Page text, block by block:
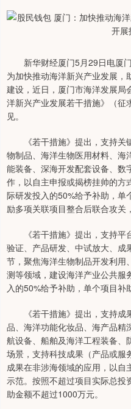
新华财经厦门5月29日电厦门
为加快推动海洋新兴产业发展
建设，近日，厦门市海洋发展局
洋新兴产业发展若干措施》（征
见。
《若干措施》提出，支持关
物制品、海洋生物医用材料、海
能装备、深海开发配套设备、数
作，以自主申报或揭榜挂帅的方
际研发投入的50%给予补助，
励多项关联项目整合后联合攻关
《若干措施》提出，支持平
验证、产品研发、中试放大、成
节，聚焦海洋生物制品开发利用
测等领域，建设海洋产业公共服
入的50%给予补助，单个项目补
《若干措施》提出，支持成
品、海洋功能化妆品、海产品精
航设备、船舶及海洋工程装备、
场景，支持科技成果（产品或服
成果在非涉海领域的应用，以
示范。按照不超过项目实际总投
助金额不超过1000万元。